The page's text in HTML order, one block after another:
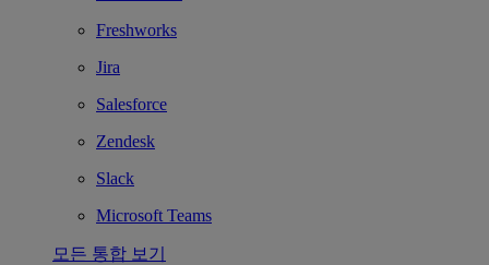
Freshworks
Jira
Salesforce
Zendesk
Slack
Microsoft Teams
모든 통합 보기